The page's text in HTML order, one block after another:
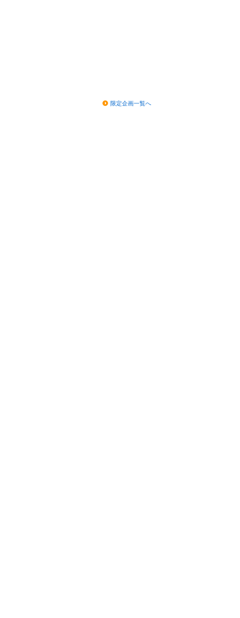
限定企画一覧へ